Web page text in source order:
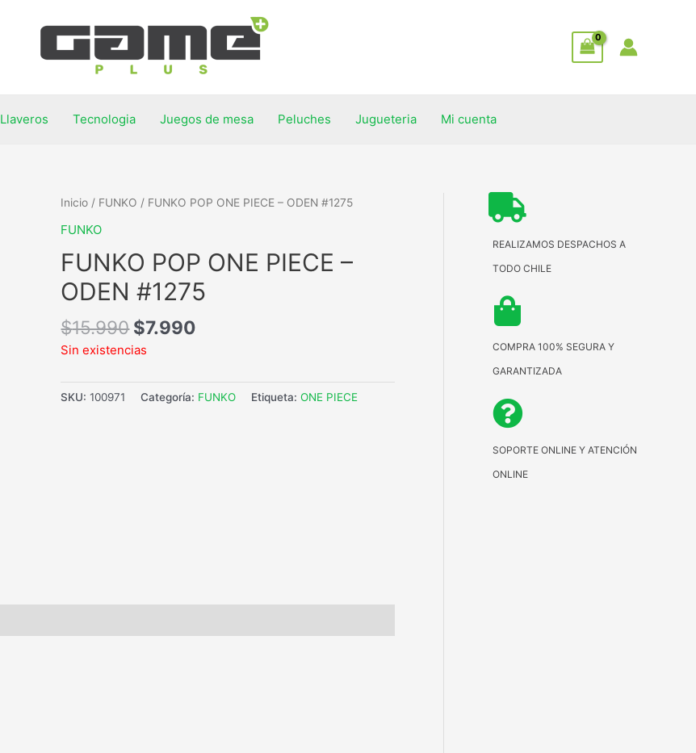
Llaveros Tecnologia Juegos de mesa Peluches Jugueteria Mi cuenta
Inicio / FUNKO / FUNKO POP ONE PIECE – ODEN #1275
FUNKO
FUNKO POP ONE PIECE –
ODEN #1275
$15.990 $7.990
Sin existencias
SKU:100971 Categoría: FUNKO Etiqueta:ONE PIECE
REALIZAMOS DESPACHOS A
TODO CHILE
COMPRA 100% SEGURA Y
GARANTIZADA
SOPORTE ONLINE Y ATENCIÓN
ONLINE